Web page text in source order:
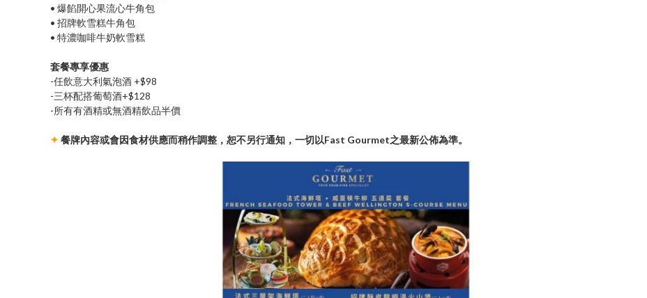
• 爆餡開心果流心牛角包
• 招牌軟雪糕牛角包
• 特濃咖啡牛奶軟雪糕
套餐專享優惠
-任飲意大利氣泡酒 +$98
-三杯配搭葡萄酒+$128
-所有有酒精或無酒精飲品半價
✦ 餐牌內容或會因食材供應而稍作調整，恕不另行通知，一切以Fast Gourmet之最新公佈為準。